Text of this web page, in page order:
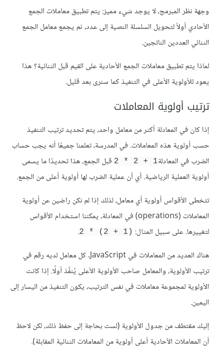
وجهة نظر المبرمج، لا يوجد شيء مميز: يتم تطبيق معاملات الجمع
الأحادي أولاً لتحويل السلسلة النصية إلى عدد، ثم يجمع معامل الجمع
الثنائي العددين الناتجين.
لماذا يتم تطبيق معاملات الجمع الأحادية على القيم قبل الثنائية؟ هذا
يعود للأولوية الأعلى في التنفيذ كما سنرى بعد قليل.
ترتيب أولوية المعاملات
إذا كان في المعادلة أكثر من معامل واحد، يتم تحديد ترتيب التنفيذ
حسب أولوية هذه المعاملات. في المدرسة، تعلمنا جميعًا أنه يجب حساب
الضرب في المعادلة1 + 2 * 2
قبل الجمع، هذا تحديدًا ما يسمى
أولوية العملية الرياضية. أي أن عملية الضرب لها أولوية أعلى من الجمع.
تتخطى الأقواس أولوية أي معامل، لذلك إذا لم نكن راضين عن أولوية
المعاملات (operations) في المعادلة، يمكننا استخدام الأقواس
لتغييرها. على سبيل المثال: (1 + 2) * 2
.
هناك العديد من المعاملات في JavaScript. كل معامل لديه رقم في
ترتيب الأولوية، والمعامل صاحب الأولوية الأعلى يُنفَّذ أولًا. إذا كانت
الأولوية لمجموعة معاملات في نفس الترتيب، يكون التنفيذ من اليسار إلى
اليمين.
إليك مقتطف من جدول الأولوية (لست بحاجة إلى حفظ ذلك، لكن لاحظ
أن المعاملات الأحادية أعلى أولوية من المعاملات الثنائية المقابلة).